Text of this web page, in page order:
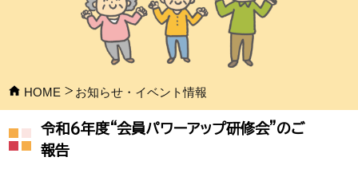
HOME お知らせ・イベント情報
令和６年度“会員パワーアップ研修会”のご
報告